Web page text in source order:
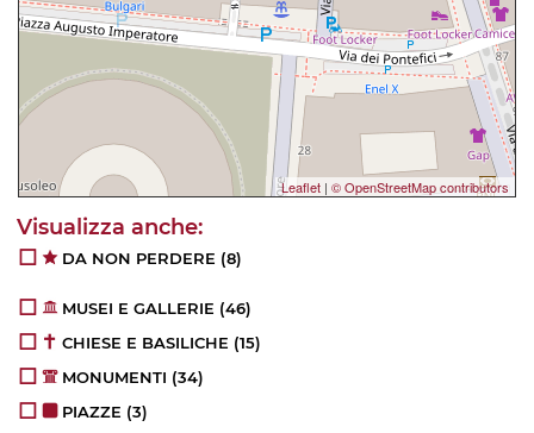
Leaflet | © OpenStreetMap contributors
DA NON PERDERE (8)
MUSEI E GALLERIE (46)
CHIESE E BASILICHE (15)
MONUMENTI (34)
PIAZZE (3)